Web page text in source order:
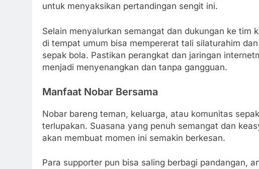
untuk menyaksikan pertandingan sengit ini.
Selain menyalurkan semangat dan dukungan ke tim
di tempat umum bisa mempererat tali silaturahim
sepak bola. Pastikan perangkat dan jaringan
menjadi menyenangkan dan tanpa gangguan.
Manfaat Nobar Bersama
Nobar bareng teman, keluarga, atau komunitas
terlupakan. Suasana yang penuh semangat dan
akan membuat momen ini semakin berkesan.
Para supporter pun bisa saling berbagi pandangan,